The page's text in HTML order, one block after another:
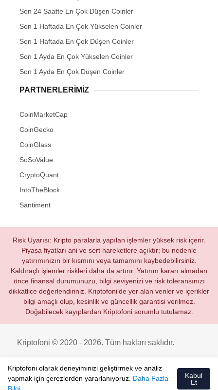
Son 24 Saatte En Çok Düşen Coinler
Son 1 Haftada En Çok Yükselen Coinler
Son 1 Haftada En Çok Düşen Coinler
Son 1 Ayda En Çok Yükselen Coinler
Son 1 Ayda En Çok Düşen Coinler
PARTNERLERIMIZ
CoinMarketCap
CoinGecko
CoinGlass
SoSoValue
CryptoQuant
IntoTheBlock
Santiment
Risk Uyarısı: Kripto paralarla yapılan işlemler yüksek risk içerir.
Piyasa fiyatları ani ve sert hareketlere açıktır; bu nedenle
yatırımınızın bir kısmını veya tamamını kaybedebilirsiniz.
Kaldıraçlı işlemler riskleri daha da artırır. Yatırım kararı almadan
önce finansal durumunuzu, bilgi seviyenizi ve risk toleransınızı
dikkatlice değerlendiriniz. Kriptofoni’de yer alan veriler ve içerikler
bilgi amaçlı olup, kesinlik ve güncellik garantisi verilmez.
Doğabilecek kayıplardan Kriptofoni sorumlu tutulamaz.
Kriptofoni © 2020 - 2026. Tüm hakları saklıdır.
Kriptofoni olarak deneyiminizi geliştirmek ve analiz
yapmak için çerezlerden yararlanıyoruz. Daha Fazla
Kabul
Et